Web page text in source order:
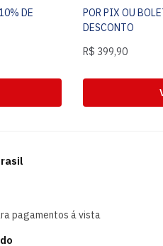
DE
POR PIX OU
DESCONTO
R$ 399,90
pagamentos á vista